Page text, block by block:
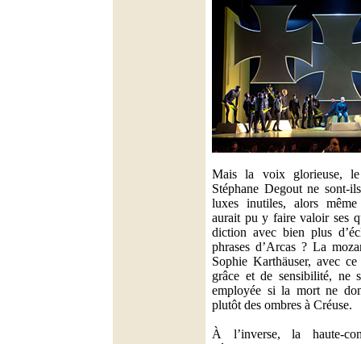
Mais la voix glorieuse,
Stéphane Degout ne sont-
luxes inutiles, alors
aurait pu y faire valoir ses
diction avec bien plus
phrases d’Arcas ? La
Sophie Karthäuser, avec
grâce et de sensibilité, ne
employée si la mort ne
plutôt des ombres à Créuse.
À l’inverse, la haute-